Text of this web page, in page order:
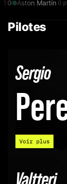
10 Aston
Pilotes
Sergio
Voir plus
Valtteri